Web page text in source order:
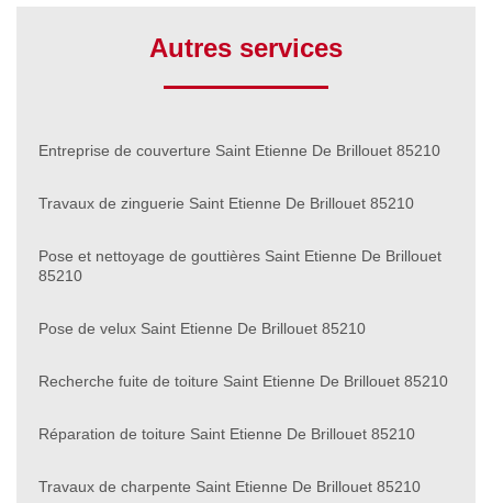
Autres services
Entreprise de couverture Saint Etienne De Brillouet 85210
Travaux de zinguerie Saint Etienne De Brillouet 85210
Pose et nettoyage de gouttières Saint Etienne De Brillouet
85210
Pose de velux Saint Etienne De Brillouet 85210
Recherche fuite de toiture Saint Etienne De Brillouet 85210
Réparation de toiture Saint Etienne De Brillouet 85210
Travaux de charpente Saint Etienne De Brillouet 85210